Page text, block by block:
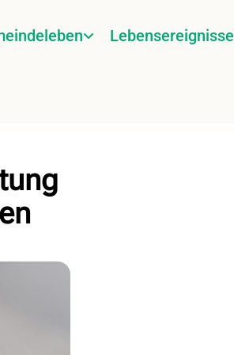
Lebensereignisse